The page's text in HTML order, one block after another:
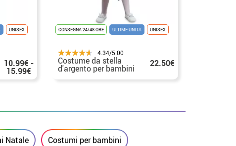
UNISEX
10.99€ -
15.99€
CONSEGNA 24/48 ORE ULTIME UNITÀ UNISEX
4.34/5.00
Costume da stella
d'argento per bambini 22.50€
Natale Costumi per bambini